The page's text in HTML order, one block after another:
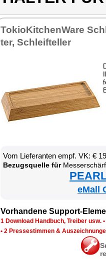
To­kio­Kit­chen­Wa­re
ter, Schleif­tel­ler
Vom Lie­fe­ran­ten empf. VK: €
Be­zugs­quel­le für
eMall
Vor­han­de­ne Sup­port-
1 Down­load Hand­buch, Trei­ber usw. •
• 2 Pres­se­stim­men &